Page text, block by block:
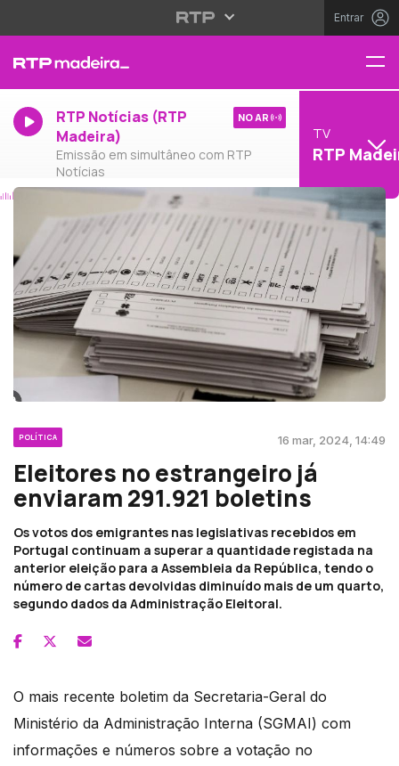
Entrar
RTP Notícias (RTP
Madeira)
Emissão em simultâneo com RTP
Notícias
NO AR
TV
RTP
POLÍTICA 16 mar, 2024, 14:49
Eleitores no estrangeiro já
enviaram 291.921 boletins
Os votos dos emigrantes nas legislativas recebidos em
Portugal continuam a superar a quantidade registada na
anterior eleição para a Assembleia da República, tendo o
número de cartas devolvidas diminuído mais de um quarto,
segundo dados da Administração Eleitoral.
O mais recente boletim da Secretaria-Geral do
Ministério da Administração Interna (SGMAI) com
informações e números sobre a votação no